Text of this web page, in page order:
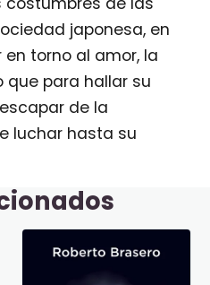
japonesa, en
torno al amor, la
que para hallar su
de la
luchar hasta su